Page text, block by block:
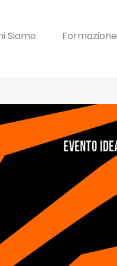
Siamo Formazione